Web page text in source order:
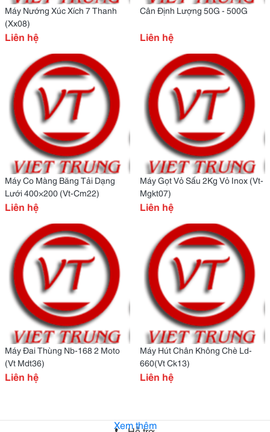
Máy Nướng Xúc Xích 7 Thanh
(Xx08)
Liên hệ
Cân Định Lượng 50G - 500G
Liên hệ
Máy Co Màng Băng Tải Dạng
Lưới 400×200 (Vt-Cm22)
Liên hệ
Máy Gọt Vỏ Sấu 2Kg Vỏ Inox (Vt-
Mgkt07)
Liên hệ
Máy Đai Thùng Nb-168 2 Moto
(Vt Mdt36)
Liên hệ
Máy Hút Chân Không Chè Ld-
660(Vt Ck13)
Liên hệ
Xem thêm